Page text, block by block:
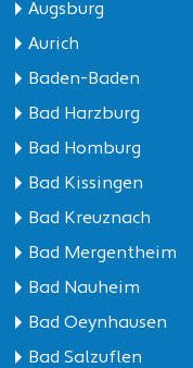
Augsburg
Aurich
Baden-Baden
Bad Harzburg
Bad Homburg
Bad Kissingen
Bad Kreuznach
Bad Mergentheim
Bad Nauheim
Bad Oeynhausen
Bad Salzuflen